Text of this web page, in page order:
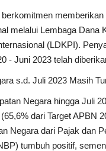
melalui Lembaga Dana
(LDKPI).
- Juni 2023 telah
s.d. Juli 2023 Masih
Negara hingga Juli
dari Target APBN
Negara dari Pajak dan
tumbuh positif,